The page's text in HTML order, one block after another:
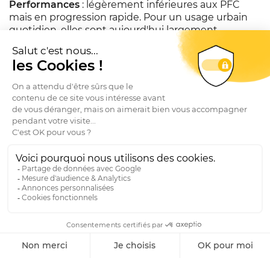
Performances : légèrement inférieures aux PFC
mais en progression rapide. Pour un usage urbain
quotidien, elles sont aujourd'hui largement
Marques engagées
: Nikwax (sans PFC depuis sa
création), Grangers, certains produits Collonil et
Saphir.
Le bon réflexe
Pour limiter votre impact : -
sprays au fluorpour les conditions extrêmes (ski,
randonnée pluvieuse, hiver rigoureux). -
les cires naturellesquand le type de cuir le permet.
Optez pour des marques transparentes
cuir vs matières synthétiques :